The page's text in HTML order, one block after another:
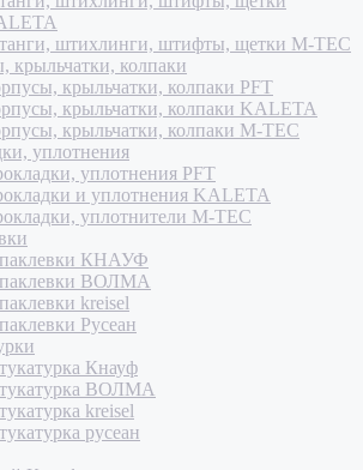
штихлинги, штифты, щетки M-TEC
крыльчатки, колпаки
крыльчатки, колпаки PFT
крыльчатки, колпаки KALETA
крыльчатки, колпаки M-TEC
уплотнения
уплотнения PFT
и уплотнения KALETA
уплотнители M-TEC
КНАУФ
ВОЛМА
kreisel
Русеан
Кнауф
ВОЛМА
kreisel
русеан